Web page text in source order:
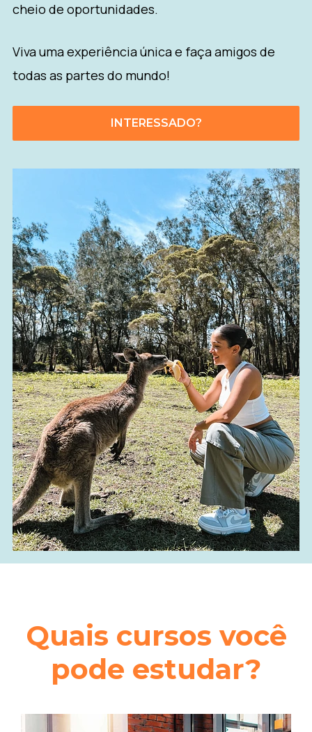
cheio de oportunidades.
Viva uma experiência única e faça amigos de
todas as partes do mundo!
INTERESSADO?
Quais cursos você
pode estudar?